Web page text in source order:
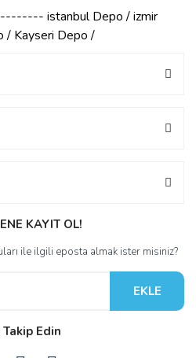
istanbul Depo / izmir
/ Kayseri Depo /
KAYIT OL!
ile ilgili eposta almak ister misiniz?
EKLE
Takip Edin